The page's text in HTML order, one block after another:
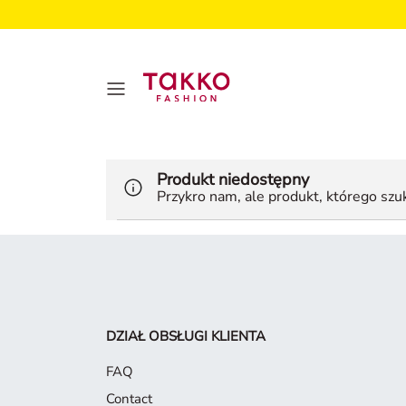
Produkt niedostępny
Przykro nam, ale produkt, którego
DZIAŁ OBSŁUGI KLIENTA
FAQ
Contact